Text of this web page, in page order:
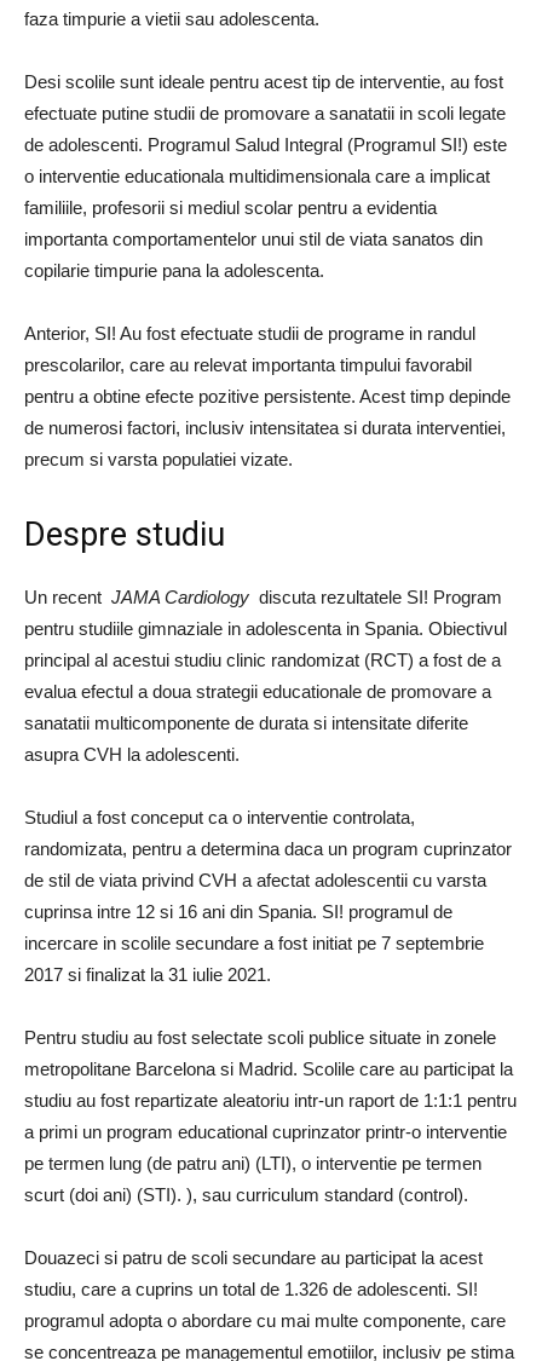
faza timpurie a vietii sau adolescenta.
Desi scolile sunt ideale pentru acest tip de interventie, au fost
efectuate putine studii de promovare a sanatatii in scoli legate
de adolescenti. Programul Salud Integral (Programul SI!) este
o interventie educationala multidimensionala care a implicat
familiile, profesorii si mediul scolar pentru a evidentia
importanta comportamentelor unui stil de viata sanatos din
copilarie timpurie pana la adolescenta.
Anterior, SI! Au fost efectuate studii de programe in randul
prescolarilor, care au relevat importanta timpului favorabil
pentru a obtine efecte pozitive persistente. Acest timp depinde
de numerosi factori, inclusiv intensitatea si durata interventiei,
precum si varsta populatiei vizate.
Despre studiu
Un recent JAMA Cardiology discuta rezultatele SI! Program
pentru studiile gimnaziale in adolescenta in Spania. Obiectivul
principal al acestui studiu clinic randomizat (RCT) a fost de a
evalua efectul a doua strategii educationale de promovare a
sanatatii multicomponente de durata si intensitate diferite
asupra CVH la adolescenti.
Studiul a fost conceput ca o interventie controlata,
randomizata, pentru a determina daca un program cuprinzator
de stil de viata privind CVH a afectat adolescentii cu varsta
cuprinsa intre 12 si 16 ani din Spania. SI! programul de
incercare in scolile secundare a fost initiat pe 7 septembrie
2017 si finalizat la 31 iulie 2021.
Pentru studiu au fost selectate scoli publice situate in zonele
metropolitane Barcelona si Madrid. Scolile care au participat la
studiu au fost repartizate aleatoriu intr-un raport de 1:1:1 pentru
a primi un program educational cuprinzator printr-o interventie
pe termen lung (de patru ani) (LTI), o interventie pe termen
scurt (doi ani) (STI). ), sau curriculum standard (control).
Douazeci si patru de scoli secundare au participat la acest
studiu, care a cuprins un total de 1.326 de adolescenti. SI!
programul adopta o abordare cu mai multe componente, care
se concentreaza pe managementul emotiilor, inclusiv pe stima